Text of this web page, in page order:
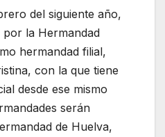
del siguiente año,
por la Hermandad
hermandad filial,
con la que tiene
desde ese mismo
serán
de Huelva,